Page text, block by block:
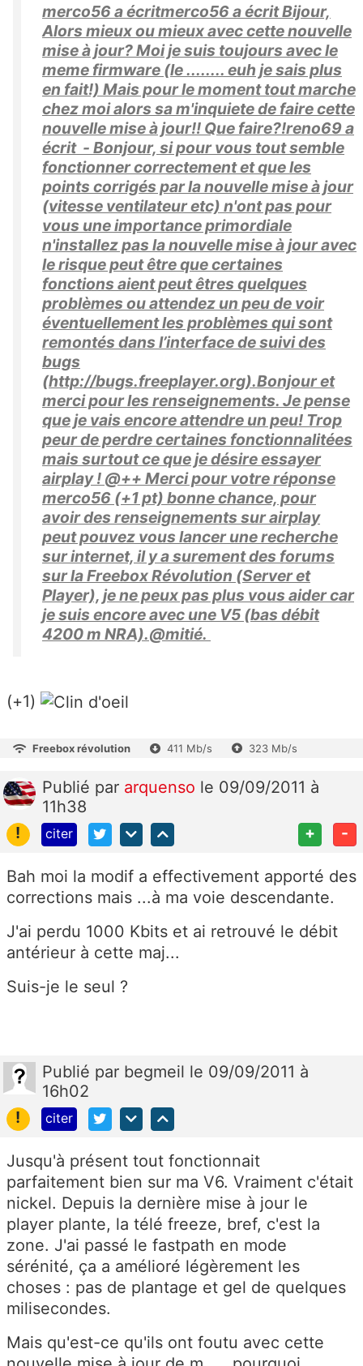
merco56 a écritmerco56 a écrit Bijour,
Alors mieux ou mieux avec cette nouvelle
mise à jour? Moi je suis toujours avec le
meme firmware (le ........ euh je sais plus
en fait!) Mais pour le moment tout marche
chez moi alors sa m'inquiete de faire cette
nouvelle mise à jour!! Que faire?!reno69 a
écrit - Bonjour, si pour vous tout semble
fonctionner correctement et que les
points corrigés par la nouvelle mise à jour
(vitesse ventilateur etc) n'ont pas pour
vous une importance primordiale
n'installez pas la nouvelle mise à jour avec
le risque peut être que certaines
fonctions aient peut êtres quelques
problèmes ou attendez un peu de voir
éventuellement les problèmes qui sont
remontés dans l’interface de suivi des
bugs
(http://bugs.freeplayer.org).Bonjour et
merci pour les renseignements. Je pense
que je vais encore attendre un peu! Trop
peur de perdre certaines fonctionnalitées
mais surtout ce que je désire essayer
airplay ! @++ Merci pour votre réponse
merco56 (+1 pt) bonne chance, pour
avoir des renseignements sur airplay
peut pouvez vous lancer une recherche
sur internet, il y a surement des forums
sur la Freebox Révolution (Server et
Player), je ne peux pas plus vous aider car
je suis encore avec une V5 (bas débit
4200 m NRA).@mitié.
(+1)
Freebox révolution 411 Mb/s 323 Mb/s
Publié par arquenso le 09/09/2011 à
11h38
!
citer + -
Bah moi la modif a effectivement apporté des
corrections mais ...à ma voie descendante.
J'ai perdu 1000 Kbits et ai retrouvé le débit
antérieur à cette maj...
Suis-je le seul ?
Publié par begmeil le 09/09/2011 à
16h02
!
citer
Jusqu'à présent tout fonctionnait
parfaitement bien sur ma V6. Vraiment c'était
nickel. Depuis la dernière mise à jour le
player plante, la télé freeze, bref, c'est la
zone. J'ai passé le fastpath en mode
sérénité, ça a amélioré légèrement les
choses : pas de plantage et gel de quelques
milisecondes.
Mais qu'est-ce qu'ils ont foutu avec cette